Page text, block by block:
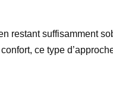
restant suffisamment
ce type